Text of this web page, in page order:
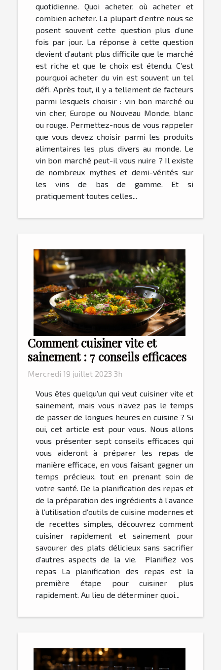
quotidienne. Quoi acheter, où acheter et
combien acheter. La plupart d’entre nous se
posent souvent cette question plus d’une
fois par jour. La réponse à cette question
devient d’autant plus difficile que le marché
est riche et que le choix est étendu. C’est
pourquoi acheter du vin est souvent un tel
défi. Après tout, il y a tellement de facteurs
parmi lesquels choisir : vin bon marché ou
vin cher, Europe ou Nouveau Monde, blanc
ou rouge. Permettez-nous de vous rappeler
que vous devez choisir parmi les produits
alimentaires les plus divers au monde. Le
vin bon marché peut-il vous nuire ? Il existe
de nombreux mythes et demi-vérités sur
les vins de bas de gamme. Et si
pratiquement toutes celles...
Comment cuisiner vite et
sainement : 7 conseils efficaces
Mercredi 19 juillet 2023 3h
Vous êtes quelqu’un qui veut cuisiner vite et
sainement, mais vous n’avez pas le temps
de passer de longues heures en cuisine ? Si
oui, cet article est pour vous. Nous allons
vous présenter sept conseils efficaces qui
vous aideront à préparer les repas de
manière efficace, en vous faisant gagner un
temps précieux, tout en prenant soin de
votre santé. De la planification des repas et
de la préparation des ingrédients à l’avance
à l’utilisation d’outils de cuisine modernes et
de recettes simples, découvrez comment
cuisiner rapidement et sainement pour
savourer des plats délicieux sans sacrifier
d’autres aspects de la vie. Planifiez vos
repas La planification des repas est la
première étape pour cuisiner plus
rapidement. Au lieu de déterminer quoi...